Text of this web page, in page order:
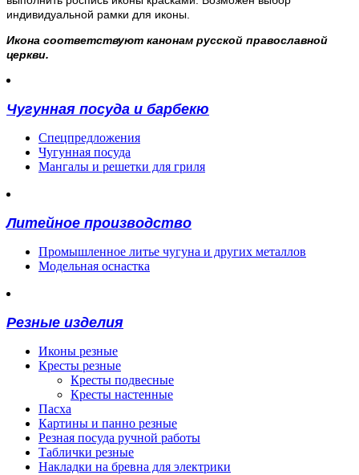
индивидуальной рамки для иконы.
Икона соответствуют канонам русской православной
церкви.
Чугунная посуда и барбекю
Спецпредложения
Чугунная посуда
Мангалы и решетки для гриля
Литейное производство
Промышленное литье чугуна и других металлов
Модельная оснастка
Резные изделия
Иконы резные
Кресты резные
Кресты подвесные
Кресты настенные
Пасха
Картины и панно резные
Резная посуда ручной работы
Таблички резные
Накладки на бревна для электрики